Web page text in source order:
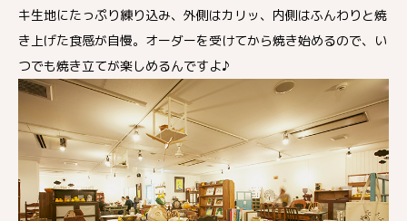
キ生地にたっぷり練り込み、外側はカリッ、内側はふんわりと焼
き上げた食感が自慢。オーダーを受けてから焼き始めるので、い
つでも焼き立てが楽しめるんですよ♪